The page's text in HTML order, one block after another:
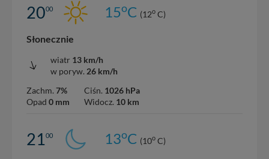
2000 15oC (12o C)
Słonecznie
wiatr 13 km/h
w poryw. 26 km/h
Zachm. 7%
Opad 0 mm
Ciśn. 1026 hPa
Widocz. 10 km
2100 13oC (10o C)